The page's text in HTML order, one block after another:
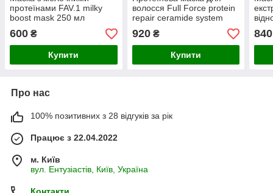
протеїнами FAV.1 milky
boost mask 250 мл
600 ₴
Купити
волосся Full Force protein
repair ceramide system
250 мл
920₴
Купити
840
Про нас
100% позитивних з 28 відгуків за рік
Працює з 22.04.2022
м. Київ
вул. Ентузіастів, Київ, Україна